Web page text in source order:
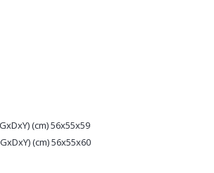
(cm) 56x55x59
(cm) 56x55x60